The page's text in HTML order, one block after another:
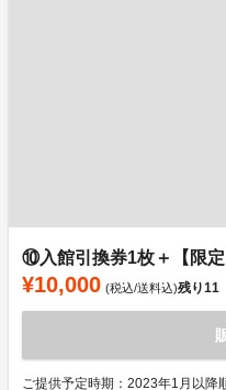
⑩入館引換券1枚＋【限
¥10,000 (税込/送料込)残り11
ご提供予定時期：2023年1月以降